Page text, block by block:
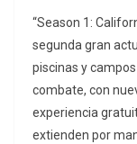
“Season 1:
segunda gran
piscinas y
combate, con
experiencia
extienden por